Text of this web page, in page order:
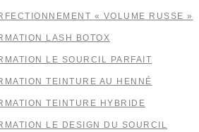
« VOLUME RUSSE »
LASH BOTOX
LE SOURCIL PARFAIT
TEINTURE AU HENNÉ
TEINTURE HYBRIDE
LE DESIGN DU SOURCIL